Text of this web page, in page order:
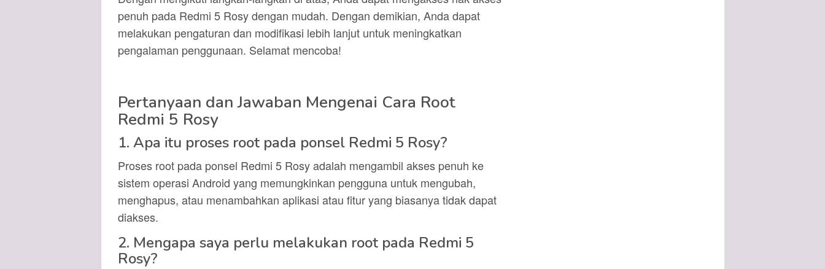
penuh pada Redmi 5 Rosy dengan mudah. Dengan demikian, Anda dapat
melakukan pengaturan dan modifikasi lebih lanjut untuk meningkatkan
pengalaman penggunaan. Selamat mencoba!
Pertanyaan dan Jawaban Mengenai Cara Root
Redmi 5 Rosy
1. Apa itu proses root pada ponsel Redmi 5 Rosy?
Proses root pada ponsel Redmi 5 Rosy adalah mengambil akses penuh ke
sistem operasi Android yang memungkinkan pengguna untuk mengubah,
menghapus, atau menambahkan aplikasi atau fitur yang biasanya tidak dapat
diakses.
2. Mengapa saya perlu melakukan root pada Redmi 5
Rosy?